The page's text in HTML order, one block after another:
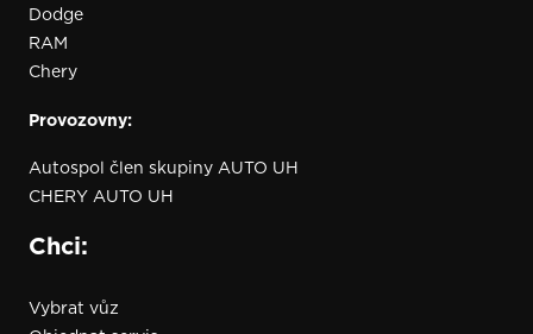
Dodge
RAM
Chery
Provozovny:
Autospol člen skupiny AUTO UH
CHERY AUTO UH
Chci:
Vybrat vůz